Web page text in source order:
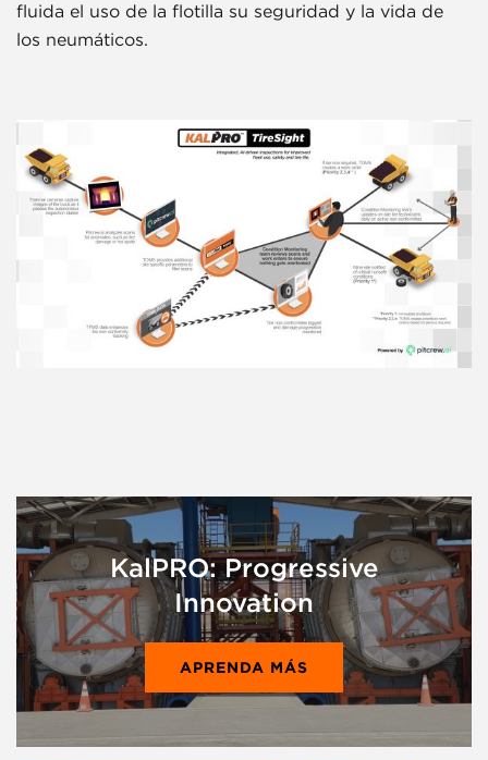
fluida el uso de la flotilla su seguridad y la vida de
los neumáticos.
KalPRO: Progressive
Innovation
APRENDA MÁS